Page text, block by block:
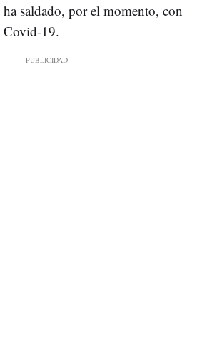
saldado, por el momento, con
Covid-19.